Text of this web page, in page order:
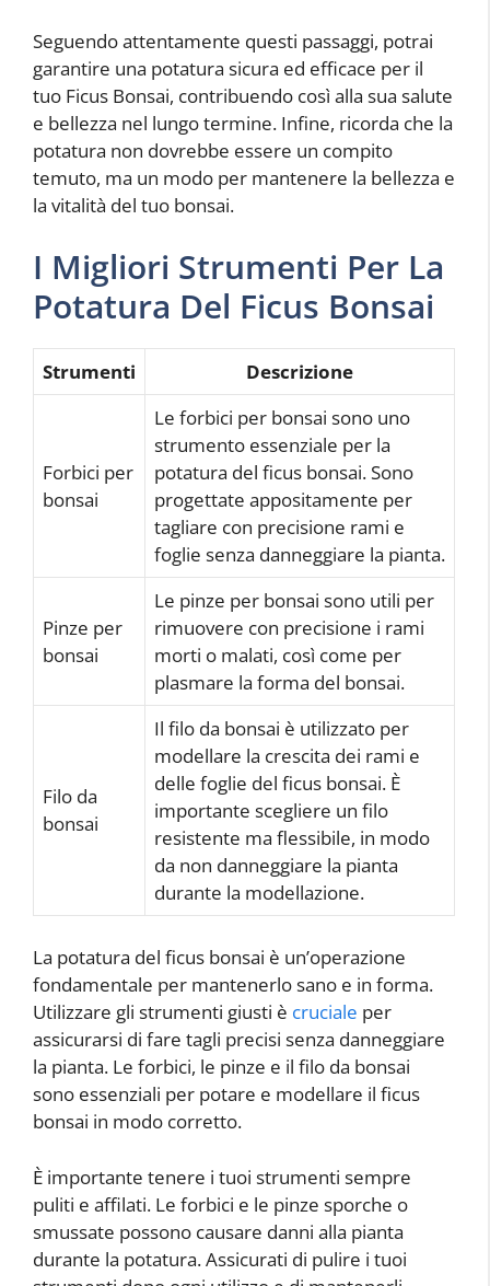
Seguendo attentamente questi passaggi, potrai
garantire una potatura sicura ed efficace per il
tuo Ficus Bonsai, contribuendo così alla sua salute
e bellezza nel lungo termine. Infine, ricorda che la
potatura non dovrebbe essere un compito
temuto, ma un modo per mantenere la bellezza e
la vitalità del tuo bonsai.
I Migliori Strumenti Per La
Potatura Del Ficus Bonsai
Strumenti Descrizione
Forbici per
bonsai
Le forbici per bonsai sono uno
strumento essenziale per la
potatura del ficus bonsai. Sono
progettate appositamente per
tagliare con precisione rami e
foglie senza danneggiare la pianta.
Pinze per
bonsai
Le pinze per bonsai sono utili per
rimuovere con precisione i rami
morti o malati, così come per
plasmare la forma del bonsai.
Filo da
bonsai
Il filo da bonsai è utilizzato per
modellare la crescita dei rami e
delle foglie del ficus bonsai. È
importante scegliere un filo
resistente ma flessibile, in modo
da non danneggiare la pianta
durante la modellazione.
La potatura del ficus bonsai è un’operazione
fondamentale per mantenerlo sano e in forma.
Utilizzare gli strumenti giusti è cruciale per
assicurarsi di fare tagli precisi senza danneggiare
la pianta. Le forbici, le pinze e il filo da bonsai
sono essenziali per potare e modellare il ficus
bonsai in modo corretto.
È importante tenere i tuoi strumenti sempre
puliti e affilati. Le forbici e le pinze sporche o
smussate possono causare danni alla pianta
durante la potatura. Assicurati di pulire i tuoi